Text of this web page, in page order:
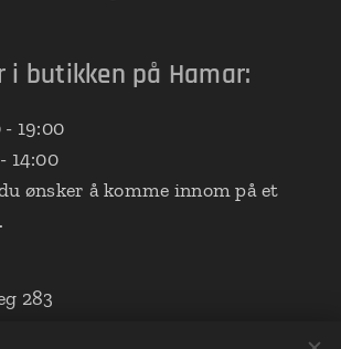
i butikken på Hamar:
19:00
14:00
ønsker å komme innom på et
283